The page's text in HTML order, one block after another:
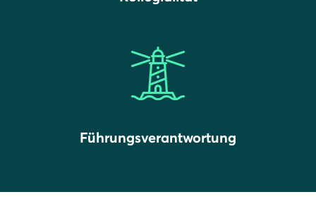
Führungsverantwortung